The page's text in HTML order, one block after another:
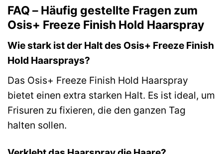
FAQ – Häufig gestellte Fragen zum
Osis+ Freeze Finish Hold Haarspray
Wie stark ist der Halt des Osis+ Freeze Finish
Hold Haarsprays?
Das Osis+ Freeze Finish Hold Haarspray
bietet einen extra starken Halt. Es ist ideal, um
Frisuren zu fixieren, die den ganzen Tag
halten sollen.